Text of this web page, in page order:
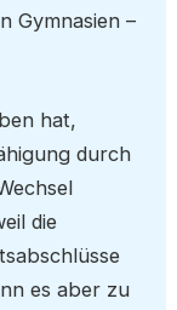
Gymnasien –
hat,
durch
die
es aber zu